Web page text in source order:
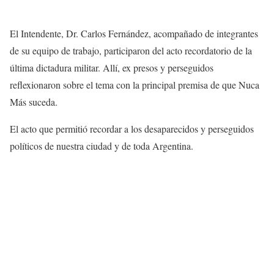
El Intendente, Dr. Carlos Fernández, acompañado de integrantes
de su equipo de trabajo, participaron del acto recordatorio de la
última dictadura militar. Allí, ex presos y perseguidos
reflexionaron sobre el tema con la principal premisa de que Nuca
Más suceda.
El acto que permitió recordar a los desaparecidos y perseguidos
políticos de nuestra ciudad y de toda Argentina.